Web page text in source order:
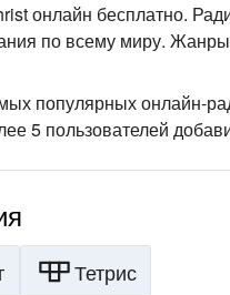
онлайн бесплатно.
по всему миру.
популярных онлайн-
5 пользователей
Тетрис